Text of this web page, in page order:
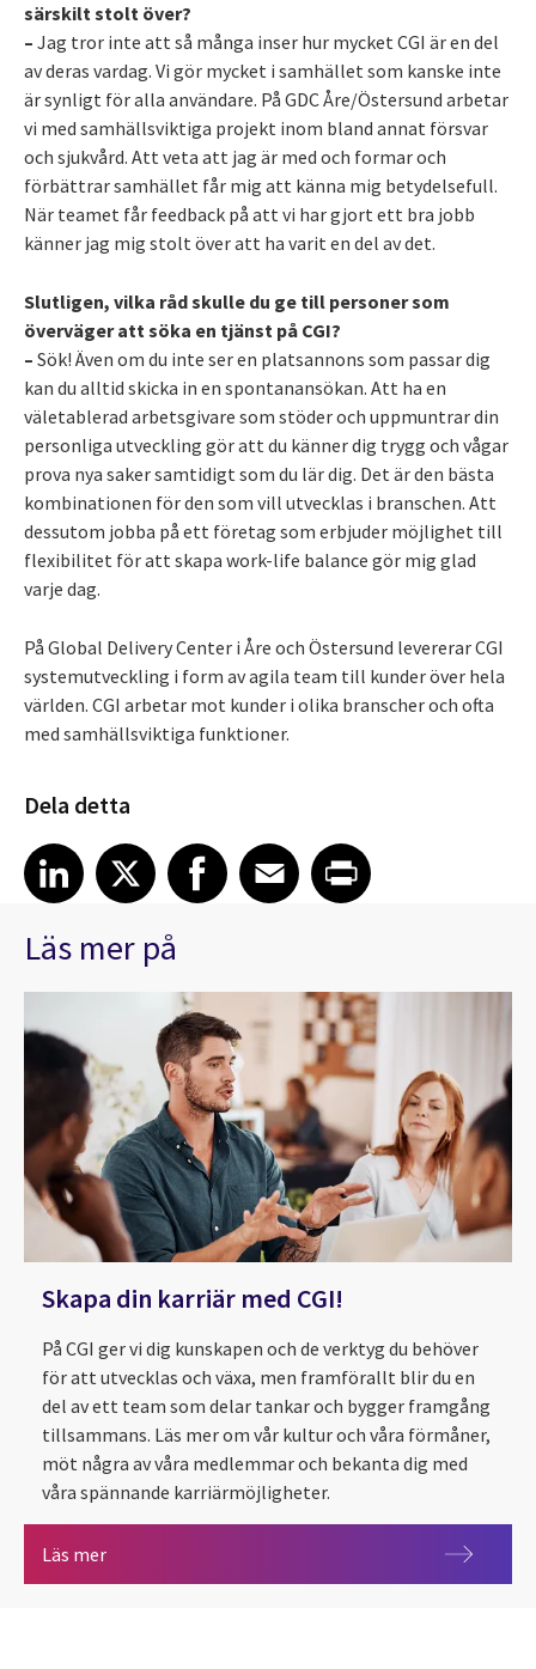
särskilt stolt över?
– Jag tror inte att så många inser hur mycket CGI är en del
av deras vardag. Vi gör mycket i samhället som kanske inte
är synligt för alla användare. På GDC Åre/Östersund arbetar
vi med samhällsviktiga projekt inom bland annat försvar
och sjukvård. Att veta att jag är med och formar och
förbättrar samhället får mig att känna mig betydelsefull.
När teamet får feedback på att vi har gjort ett bra jobb
känner jag mig stolt över att ha varit en del av det.
Slutligen, vilka råd skulle du ge till personer som
överväger att söka en tjänst på CGI?
– Sök! Även om du inte ser en platsannons som passar dig
kan du alltid skicka in en spontanansökan. Att ha en
väletablerad arbetsgivare som stöder och uppmuntrar din
personliga utveckling gör att du känner dig trygg och vågar
prova nya saker samtidigt som du lär dig. Det är den bästa
kombinationen för den som vill utvecklas i branschen. Att
dessutom jobba på ett företag som erbjuder möjlighet till
flexibilitet för att skapa work-life balance gör mig glad
varje dag.
På Global Delivery Center i Åre och Östersund levererar CGI
systemutveckling i form av agila team till kunder över hela
världen. CGI arbetar mot kunder i olika branscher och ofta
med samhällsviktiga funktioner.
Dela detta
Share article on LinkedIn
LinkedIn
Share article on XShare article on Facebook
Facebook
Share article on Email
EmailShare article on Print
Läs mer på
Skapa din karriär med CGI!
På CGI ger vi dig kunskapen och de verktyg du behöver
för att utvecklas och växa, men framförallt blir du en
del av ett team som delar tankar och bygger framgång
tillsammans. Läs mer om vår kultur och våra förmåner,
möt några av våra medlemmar och bekanta dig med
våra spännande karriärmöjligheter.
Läs merSkapa din karriär med CGI!